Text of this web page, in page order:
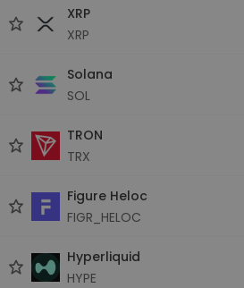
XRP
XRP
Solana
SOL
TRON
TRX
Figure Heloc
FIGR_HELOC
Hyperliquid
HYPE